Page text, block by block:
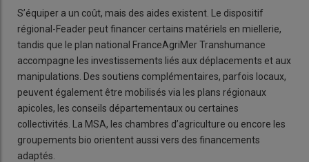
S’équiper a un coût, mais des aides existent. Le dispositif
régional-Feader peut financer certains matériels en miellerie,
tandis que le plan national FranceAgriMer Transhumance
accompagne les investissements liés aux déplacements et aux
manipulations. Des soutiens complémentaires, parfois locaux,
peuvent également être mobilisés via les plans régionaux
apicoles, les conseils départementaux ou certaines
collectivités. La MSA, les chambres d’agriculture ou encore les
groupements bio orientent aussi vers des financements
adaptés.